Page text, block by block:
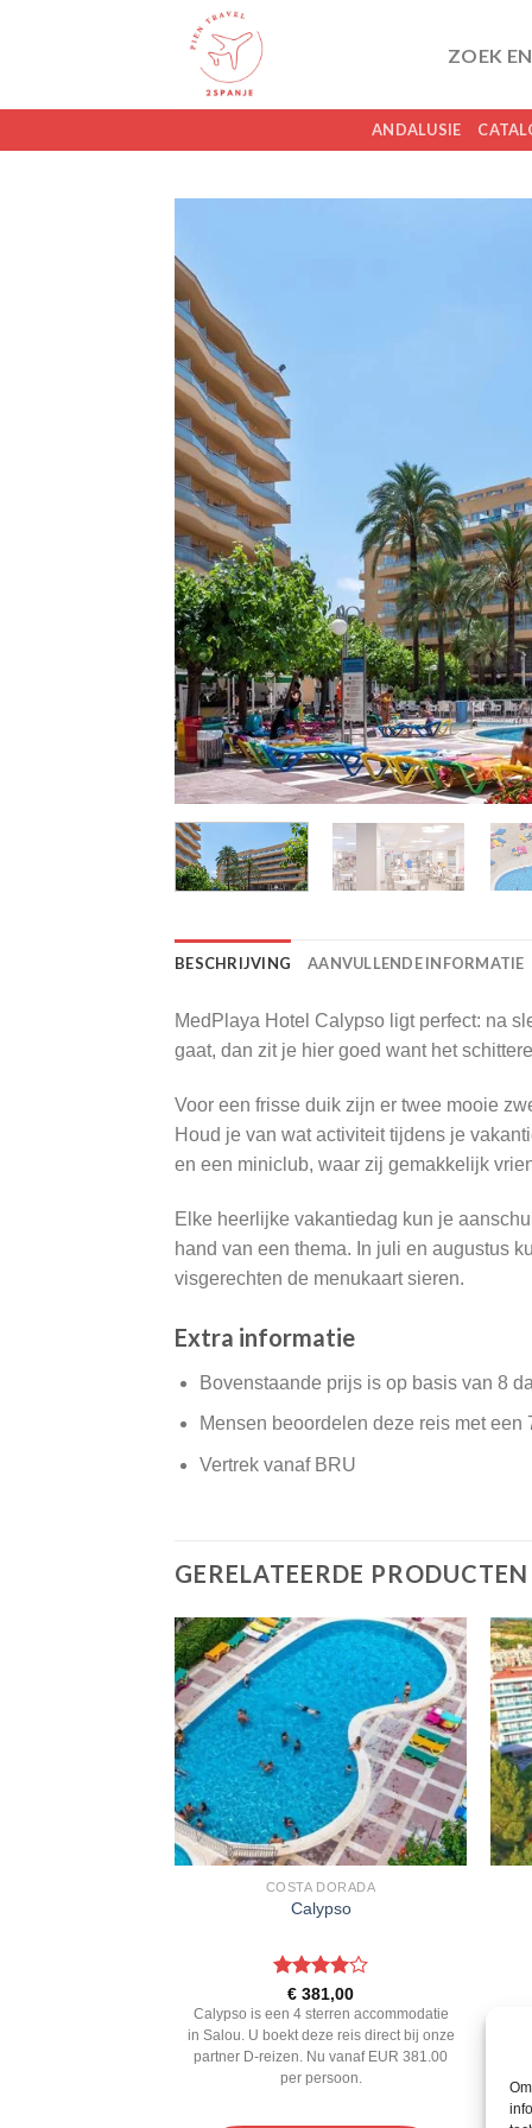
ZOEK
ANDALUSIE
BESCHRIJVING AANVULLENDE INFORMATIE
MedPlaya Hotel Calypso ligt perfect: na
gaat, dan zit je hier goed want het
Voor een frisse duik zijn er twee mooie
Houd je van wat activiteit tijdens je
en een miniclub, waar zij gemakkelijk
Elke heerlijke vakantiedag kun je
hand van een thema. In juli en augustus
visgerechten de menukaart sieren.
Extra informatie
Bovenstaande prijs is op basis van 8
Mensen beoordelen deze reis met een
Vertrek vanaf BRU
GERELATEERDE PRODUCTEN
COSTA DORADA
Calypso
Gewaardeerd
4uit 5
€ 381,00
Calypso is een 4 sterren accommodatie
in Salou. U boekt deze reis direct bij onze
partner D-reizen. Nu vanaf EUR 381.00
per persoon.